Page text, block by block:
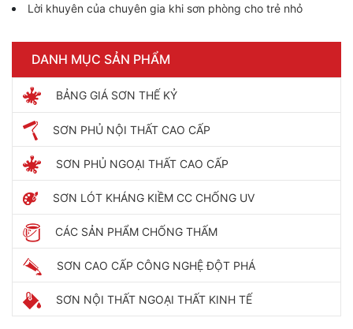
DANH MỤC SẢN PHẨM
BẢNG GIÁ SƠN THẾ KỶ
SƠN PHỦ NỘI THẤT CAO CẤP
SƠN PHỦ NGOẠI THẤT CAO CẤP
SƠN LÓT KHÁNG KIỀM CC CHỐNG UV
CÁC SẢN PHẨM CHỐNG THẤM
SƠN CAO CẤP CÔNG NGHỆ ĐỘT PHÁ
SƠN NỘI THẤT NGOẠI THẤT KINH TẾ
Lời khuyên của chuyên gia khi sơn phòng cho trẻ nhỏ